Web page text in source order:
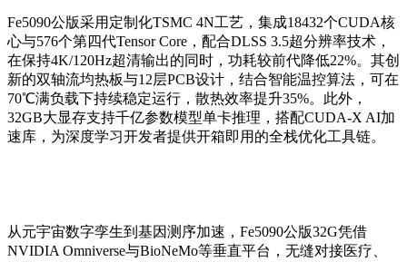
Fe5090公版采用定制化TSMC 4N工艺，集成18432个CUDA核
心与576个第四代Tensor Core，配合DLSS 3.5超分辨率技术，
在保持4K/120Hz超清输出的同时，功耗较前代降低22%。其创
新的双轴流均热板与12层PCB设计，结合智能温控算法，可在
70℃满负载下持续稳定运行，散热效率提升35%。此外，
32GB大显存支持千亿参数模型单卡推理，搭配CUDA-X AI加
速库，为深度学习开发者提供开箱即用的全栈优化工具链。
从元宇宙数字孪生到基因测序加速，Fe5090公版32G凭借
NVIDIA Omniverse与BioNeMo等垂直平台，无缝对接医疗、